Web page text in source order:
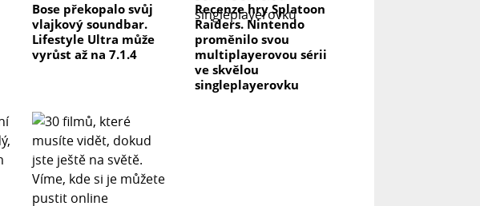
Bose překopalo svůj
vlajkový soundbar.
Lifestyle Ultra může
vyrůst až na 7.1.4
Recenze hry Splatoon
Raiders. Nintendo
proměnilo svou
multiplayerovou sérii
ve skvělou
singleplayerovku